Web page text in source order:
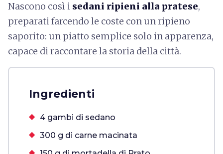
Nascono così i sedani ripieni alla pratese,
preparati farcendo le coste con un ripieno
saporito: un piatto semplice solo in apparenza,
capace di raccontare la storia della città.
Ingredienti
4 gambi di sedano
300 g di carne macinata